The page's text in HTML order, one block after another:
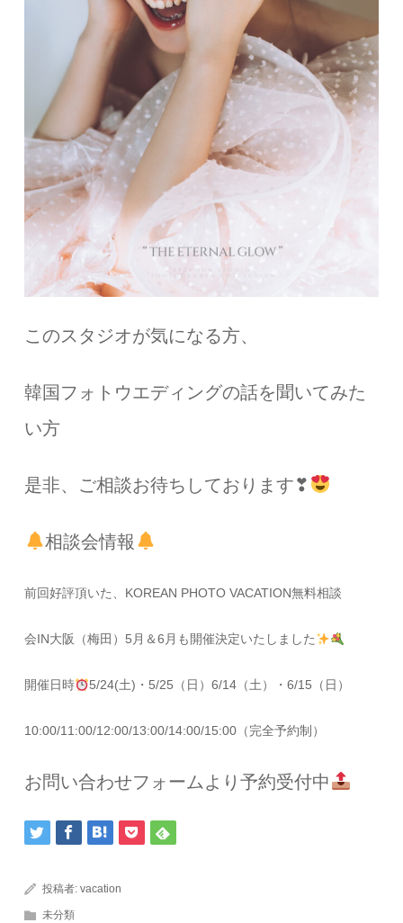
このスタジオが気になる方、
韓国フォトウエディングの話を聞いてみた
い方
是非、ご相談お待ちしております❣
相談会情報
前回好評頂いた、KOREAN PHOTO VACATION無料相談
会IN大阪（梅田）5月＆6月も開催決定いたしました
開催日時 5/24(土)・5/25（日）6/14（土）・6/15（日）
10:00/11:00/12:00/13:00/14:00/15:00（完全予約制）
お問い合わせフォームより予約受付中
投稿者:vacation
未分類